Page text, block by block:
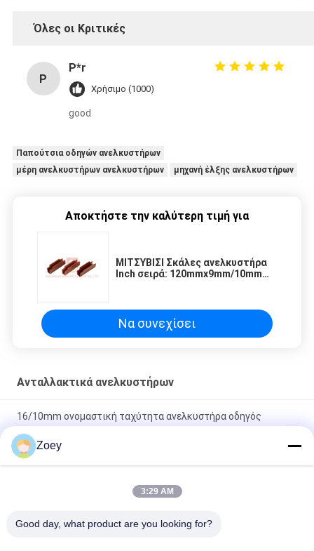
Όλες οι Κριτικές
P
P*r
Χρήσιμο (1000)
good
Παπούτσια οδηγών ανελκυστήρων
μέρη ανελκυστήρων ανελκυστήρων
μηχανή έλξης ανελκυστήρων
Αποκτήστε την καλύτερη τιμή για
ΜΙΤΣΥΒΙΣΙ Σκάλες ανελκυστήρα
Inch σειρά: 120mmx9mm/10mm
Να συνεχίσει
Ανταλλακτικά ανελκυστήρων
16/10mm ονομαστική ταχύτητα ανελκυστήρα οδηγός
συρρίκνωσης ανελκυστήρα υποδημάτων εξαρτήματα
Προϊόντα που χρησιμοποιούνται για την κατασκευή ή την
οδηγών 9mm/10mm/16mm
Zoey
3:29 AM
Good day, what product are you looking for?